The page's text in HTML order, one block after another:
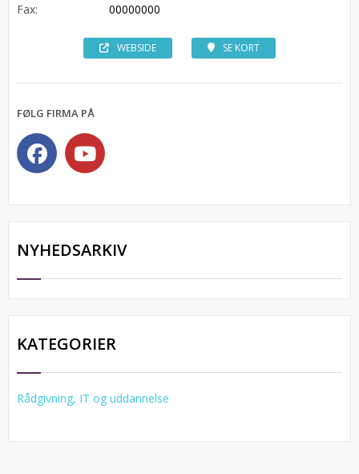
Fax:
00000000
WEBSIDE SE KORT
FØLG FIRMA PÅ
NYHEDSARKIV
KATEGORIER
Rådgivning, IT og uddannelse